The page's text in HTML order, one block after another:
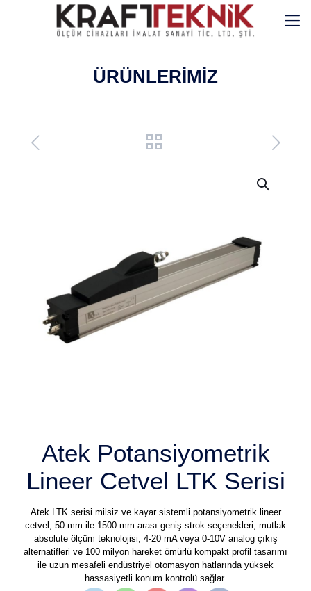
ÜRÜNLERİMİZ
Atek Potansiyometrik
Lineer Cetvel LTK Serisi
Atek LTK serisi milsiz ve kayar sistemli potansiyometrik lineer
cetvel ; 50 mm ile 1500 mm arası geniş strok seçenekleri, mutlak
absolute ölçüm teknolojisi, 4-20 mA veya 0-10V analog çıkış
alternatifleri ve 100 milyon hareket ömürlü kompakt profil tasarımı
ile uzun mesafeli endüstriyel otomasyon hatlarında yüksek
hassasiyetli konum kontrolü sağlar.